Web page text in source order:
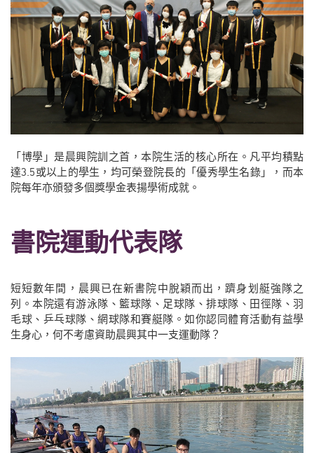
「博學」是晨興院訓之首，本院生活的核心所在。凡平均積點
達3.5或以上的學生，均可榮登院長的「優秀學生名錄」，而本
院每年亦頒發多個獎學金表揚學術成就。
書院運動代表隊
短短數年間，晨興已在新書院中脫穎而出，躋身划艇強隊之
列。本院還有游泳隊、籃球隊、足球隊、排球隊、田徑隊、羽
毛球、乒乓球隊、網球隊和賽艇隊。如你認同體育活動有益學
生身心，何不考慮資助晨興其中一支運動隊？